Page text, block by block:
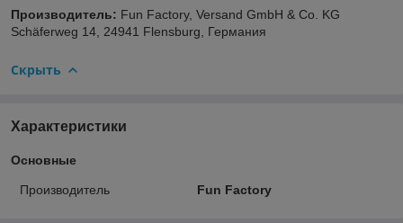
Производитель: Fun Factory, Versand GmbH & Co. KG
Schäferweg 14, 24941 Flensburg, Германия
Скрыть
Характеристики
Основные
Производитель Fun Factory